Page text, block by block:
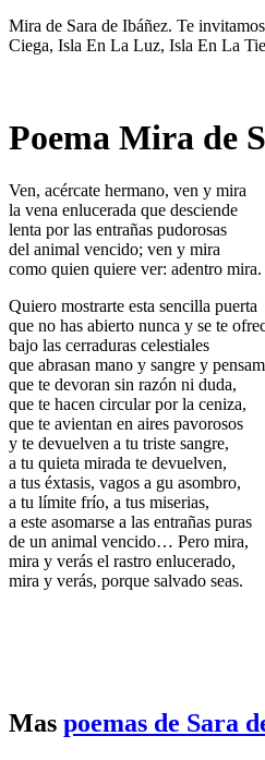
Mira de Sara de Ibáñez. Te
Ciega, Isla En La Luz, Isla En La
Poema Mira de
Ven, acércate hermano, ven y mira
la vena enlucerada que desciende
lenta por las entrañas pudorosas
del animal vencido; ven y mira
como quien quiere ver: adentro mira.
Quiero mostrarte esta sencilla puerta
que no has abierto nunca y se te
bajo las cerraduras celestiales
que abrasan mano y sangre y
que te devoran sin razón ni duda,
que te hacen circular por la ceniza,
que te avientan en aires pavorosos
y te devuelven a tu triste sangre,
a tu quieta mirada te devuelven,
a tus éxtasis, vagos a gu asombro,
a tu límite frío, a tus miserias,
a este asomarse a las entrañas puras
de un animal vencido… Pero mira,
mira y verás el rastro enlucerado,
mira y verás, porque salvado seas.
Mas poemas de Sara